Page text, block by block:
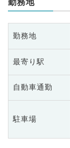
勤務地
勤務地
最寄り駅
自動車通勤
駐車場